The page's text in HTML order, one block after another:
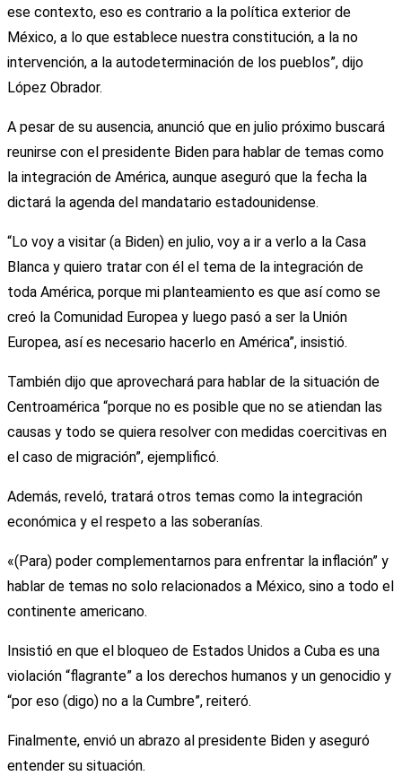
ese contexto, eso es contrario a la política exterior de
México, a lo que establece nuestra constitución, a la no
intervención, a la autodeterminación de los pueblos”, dijo
López Obrador.
A pesar de su ausencia, anunció que en julio próximo buscará
reunirse con el presidente Biden para hablar de temas como
la integración de América, aunque aseguró que la fecha la
dictará la agenda del mandatario estadounidense.
“Lo voy a visitar (a Biden) en julio, voy a ir a verlo a la Casa
Blanca y quiero tratar con él el tema de la integración de
toda América, porque mi planteamiento es que así como se
creó la Comunidad Europea y luego pasó a ser la Unión
Europea, así es necesario hacerlo en América”, insistió.
También dijo que aprovechará para hablar de la situación de
Centroamérica “porque no es posible que no se atiendan las
causas y todo se quiera resolver con medidas coercitivas en
el caso de migración”, ejemplificó.
Además, reveló, tratará otros temas como la integración
económica y el respeto a las soberanías.
«(Para) poder complementarnos para enfrentar la inflación” y
hablar de temas no solo relacionados a México, sino a todo el
continente americano.
Insistió en que el bloqueo de Estados Unidos a Cuba es una
violación “flagrante” a los derechos humanos y un genocidio y
“por eso (digo) no a la Cumbre”, reiteró.
Finalmente, envió un abrazo al presidente Biden y aseguró
entender su situación.